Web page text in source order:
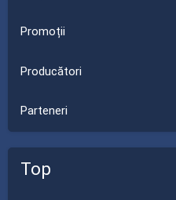
Promoții
Producători
Parteneri
Top